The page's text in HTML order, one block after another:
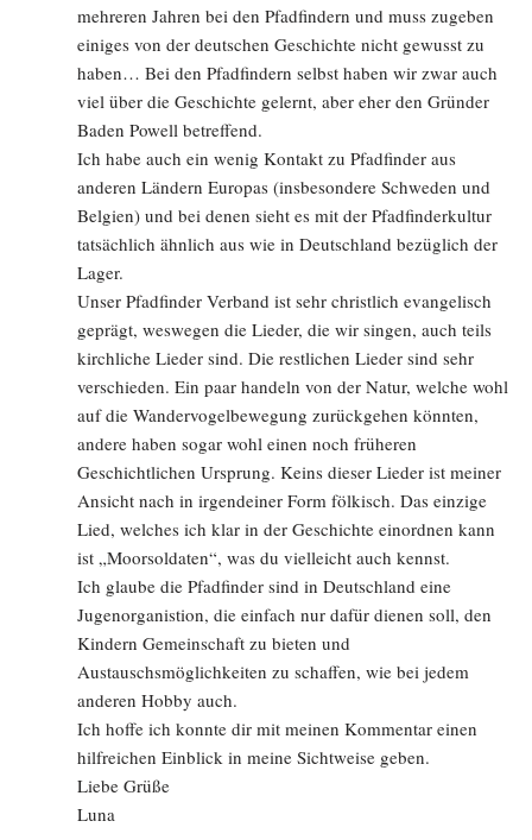
mehreren Jahren bei den Pfadfindern und muss zugeben
einiges von der deutschen Geschichte nicht gewusst zu
haben… Bei den Pfadfindern selbst haben wir zwar auch
viel über die Geschichte gelernt, aber eher den Gründer
Baden Powell betreffend.
Ich habe auch ein wenig Kontakt zu Pfadfinder aus
anderen Ländern Europas (insbesondere Schweden und
Belgien) und bei denen sieht es mit der Pfadfinderkultur
tatsächlich ähnlich aus wie in Deutschland bezüglich der
Lager.
Unser Pfadfinder Verband ist sehr christlich evangelisch
geprägt, weswegen die Lieder, die wir singen, auch teils
kirchliche Lieder sind. Die restlichen Lieder sind sehr
verschieden. Ein paar handeln von der Natur, welche wohl
auf die Wandervogelbewegung zurückgehen könnten,
andere haben sogar wohl einen noch früheren
Geschichtlichen Ursprung. Keins dieser Lieder ist meiner
Ansicht nach in irgendeiner Form fölkisch. Das einzige
Lied, welches ich klar in der Geschichte einordnen kann
ist „Moorsoldaten“, was du vielleicht auch kennst.
Ich glaube die Pfadfinder sind in Deutschland eine
Jugenorganistion, die einfach nur dafür dienen soll, den
Kindern Gemeinschaft zu bieten und
Austauschsmöglichkeiten zu schaffen, wie bei jedem
anderen Hobby auch.
Ich hoffe ich konnte dir mit meinen Kommentar einen
hilfreichen Einblick in meine Sichtweise geben.
Liebe Grüße
Luna